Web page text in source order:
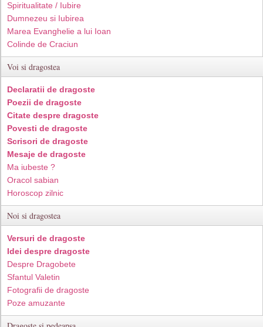
Spiritualitate / Iubire
Dumnezeu si Iubirea
Marea Evanghelie a lui Ioan
Colinde de Craciun
Voi si dragostea
Declaratii de dragoste
Poezii de dragoste
Citate despre dragoste
Povesti de dragoste
Scrisori de dragoste
Mesaje de dragoste
Ma iubeste ?
Oracol sabian
Horoscop zilnic
Noi si dragostea
Versuri de dragoste
Idei despre dragoste
Despre Dragobete
Sfantul Valetin
Fotografii de dragoste
Poze amuzante